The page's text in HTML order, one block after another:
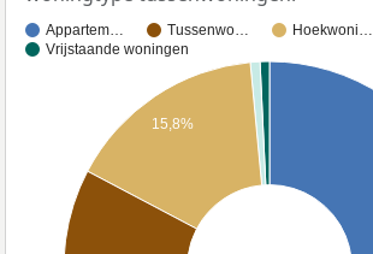
Appartem… Tussenwo… Hoekwoni…
Vrijstaande woningen
15,8%